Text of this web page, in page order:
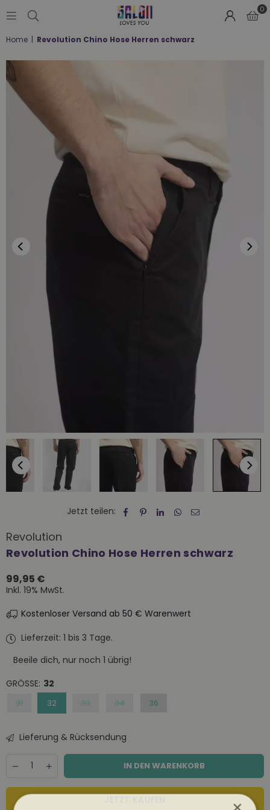
LOVES
0
Home | Revolution Chino Hose Herren schwarz
Jetzt teilen:
Revolution
Revolution Chino Hose Herren schwarz
Normaler
Preis
99,95 €
Inkl. 19% MwSt.
Kostenloser Versand ab 50 € Warenwert
Lieferzeit: 1 bis 3 Tage.
Beeile dich, nur noch 1 übrig!
GRÖSSE: 32
31 32 33 34 36
Lieferung & Rücksendung
Decrease
for
Revolution
Chino
Increase
quantity
for
Revolution
IN DEN WARENKORB